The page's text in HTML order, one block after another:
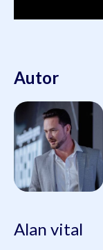
Autor
Alan vital